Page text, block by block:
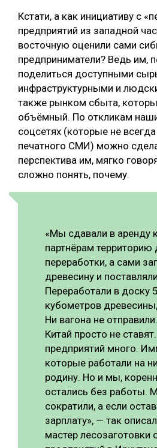
Кстати, а как инициативу с
предприятий из западной
восточную оценили сами
предприниматели? Ведь им,
поделиться доступными
инфраструктурными и
также рынком сбыта,
объёмный. По откликам
соцсетях (которые не
печатного СМИ) можно
перспектива им, мягко
сложно понять, почему.
«Мы сдавали в аренду
партнёрам территорию
переработки, а сами
древесину и
Переработали в доску
кубометров
Ни вагона не
Китай просто не
предприятий много.
которые работали на
родину. Но и мы,
остались без работы.
сократили, а если
зарплату», — так
мастер лесозаготовки